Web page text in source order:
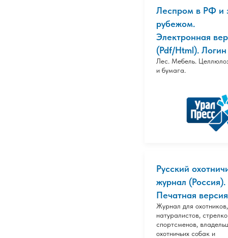
Леспром в РФ и
рубежом.
Электронная
(Pdf/Html). Логин
Лес. Мебель.
и бумага.
Русский
журнал (Россия).
Печатная версия
Журнал для охотников,
натуралистов,
спортсменов,
охотничьих собак и